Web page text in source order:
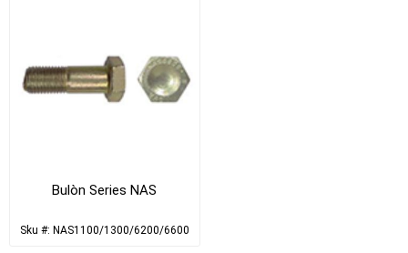
Bulòn Series NAS
Sku #: NAS1100/1300/6200/6600